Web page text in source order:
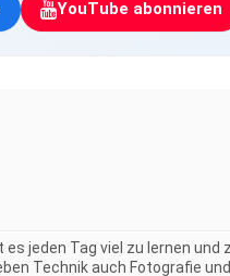
YouTube abonnieren
jeden Tag viel zu lernen und
Technik auch Fotografie und